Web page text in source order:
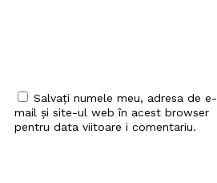
Salvați numele meu, adresa de e-
mail și site-ul web în acest browser
pentru data viitoare i comentariu.